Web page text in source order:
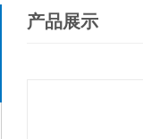
产品展示